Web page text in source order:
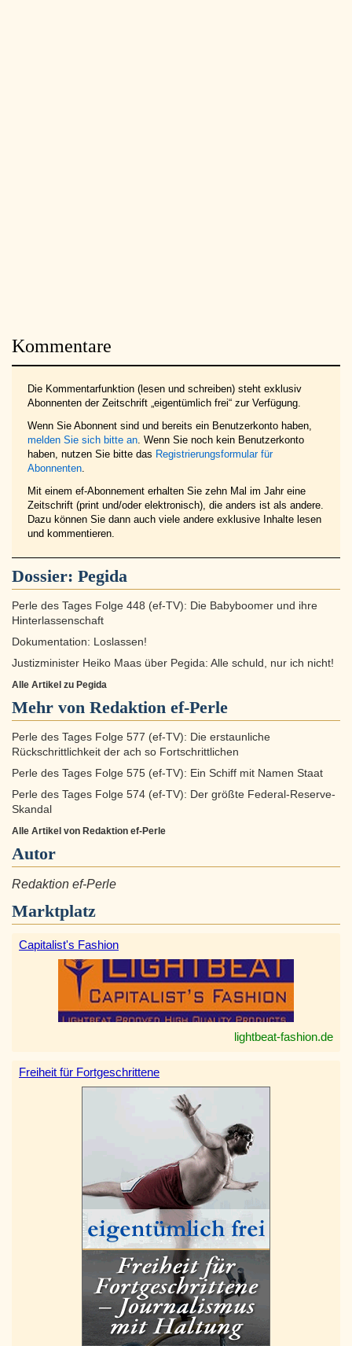
Kommentare
Die Kommentarfunktion (lesen und schreiben) steht exklusiv
Abonnenten der Zeitschrift „eigentümlich frei“ zur Verfügung.
Wenn Sie Abonnent sind und bereits ein Benutzerkonto haben,
melden Sie sich bitte an. Wenn Sie noch kein Benutzerkonto
haben, nutzen Sie bitte das Registrierungsformular für
Abonnenten.
Mit einem ef-Abonnement erhalten Sie zehn Mal im Jahr eine
Zeitschrift (print und/oder elektronisch), die anders ist als andere.
Dazu können Sie dann auch viele andere exklusive Inhalte lesen
und kommentieren.
Dossier: Pegida
Perle des Tages Folge 448 (ef-TV): Die Babyboomer und ihre
Hinterlassenschaft
Dokumentation: Loslassen!
Justizminister Heiko Maas über Pegida: Alle schuld, nur ich nicht!
Alle Artikel zu Pegida
Mehr von Redaktion ef-Perle
Perle des Tages Folge 577 (ef-TV): Die erstaunliche
Rückschrittlichkeit der ach so Fortschrittlichen
Perle des Tages Folge 575 (ef-TV): Ein Schiff mit Namen Staat
Perle des Tages Folge 574 (ef-TV): Der größte Federal-Reserve-
Skandal
Alle Artikel von Redaktion ef-Perle
Autor
Redaktion ef-Perle
Marktplatz
Capitalist's Fashion
lightbeat-fashion.de
Freiheit für Fortgeschrittene